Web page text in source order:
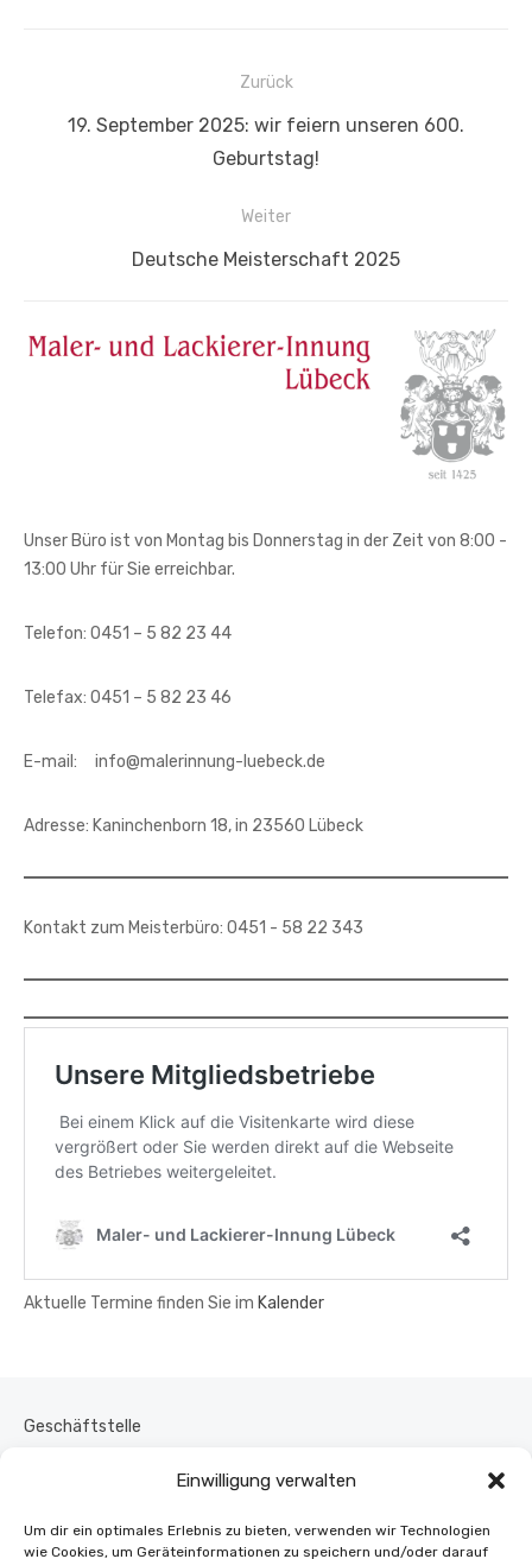
Einwilligung verwalten
Um dir ein optimales Erlebnis zu bieten, verwenden wir Technologien
wie Cookies, um Geräteinformationen zu speichern und/oder darauf
Beitragsnavigation
Zurück
Vorheriger
19. September 2025: wir feiern unseren 600.
Geburtstag!
Weiter
Nächster
Deutsche Meisterschaft 2025
Unser Büro ist von Montag bis Donnerstag in der Zeit von 8:00 -
13:00 Uhr für Sie erreichbar.
Telefon: 0451 – 5 82 23 44
Telefax: 0451 – 5 82 23 46
E-mail: info@malerinnung-luebeck.de
Adresse: Kaninchenborn 18, in 23560 Lübeck
Kontakt zum Meisterbüro: 0451 - 58 22 343
Aktuelle Termine finden Sie im Kalender
Geschäftstelle
Vorstand